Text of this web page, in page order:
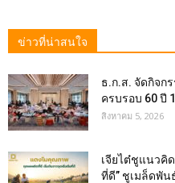
ข่าวที่น่าสนใจ
ธ.ก.ส. จัดกิจก
ครบรอบ 60 ปี
สิงหาคม 5, 2026
เจียไต๋ชูแนวคิ
ที่ดี” ชูเมล็ดพั